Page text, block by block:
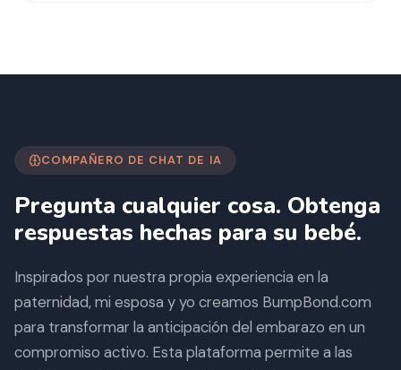
COMPAÑERO DE CHAT DE IA
Pregunta cualquier cosa. Obtenga
respuestas hechas para su bebé.
Inspirados por nuestra propia experiencia en la
paternidad, mi esposa y yo creamos BumpBond.com
para transformar la anticipación del embarazo en un
compromiso activo. Esta plataforma permite a las